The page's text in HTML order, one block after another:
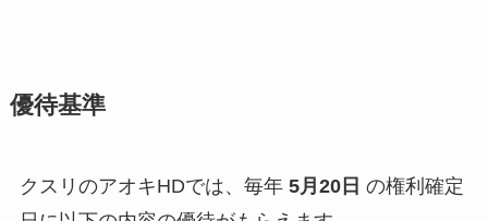
優待基準
クスリのアオキHDでは、毎年 5月20日 の権利確定